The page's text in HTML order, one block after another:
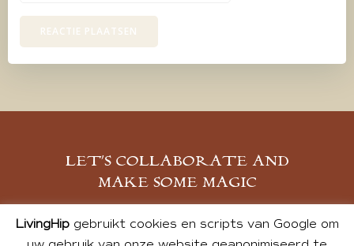
LET’S COLLABORATE AND
MAKE SOME MAGIC
MELD JE AAN
LivingHipgebruikt cookies en scripts van Google om